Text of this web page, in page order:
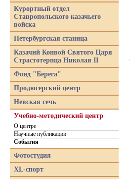
Курортный отдел
Ставропольского казачьего
войска
Петербургская станица
Казачий Конвой Святого Царя
Страстотерпца Николая II
Фонд "Берега"
Продюсерский центр
Невская сечь
Учебно-методический центр
О центре
Научные публикации
События
Фотостудия
XL-спорт